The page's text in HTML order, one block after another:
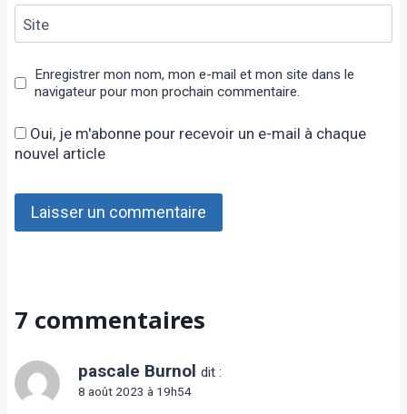
Site
Enregistrer mon nom, mon e-mail et mon site dans le
navigateur pour mon prochain commentaire.
Oui, je m'abonne pour recevoir un e-mail à chaque
nouvel article
7 commentaires
pascale Burnol dit :
8 août 2023 à 19h54